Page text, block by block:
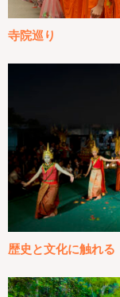
寺院巡り
歴史と文化に触れる